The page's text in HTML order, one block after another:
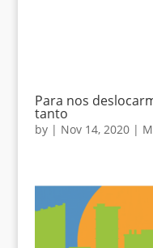
Para nos
tanto
by | Nov 14, 2020|